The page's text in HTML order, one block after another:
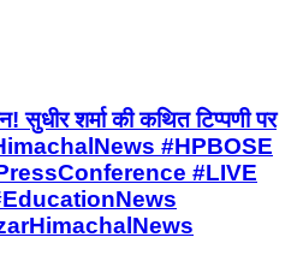
सुधीर शर्मा की कथित टिप्पणी पर
#HimachalNews #HPBOSE
#LIVE